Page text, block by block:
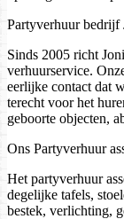
Partyverhuur bedrijf
Sinds 2005 richt
verhuurservice.
eerlijke contact dat
terecht voor het
geboorte objecten,
Ons Partyverhuur
Het partyverhuur
degelijke tafels,
bestek, verlichting,